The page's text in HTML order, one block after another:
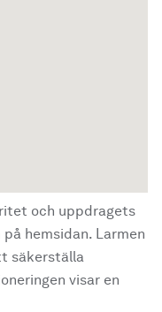
och uppdragets
hemsidan. Larmen
säkerställa
visar en